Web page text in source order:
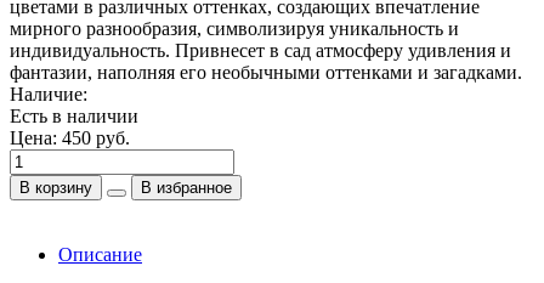
цветами в различных оттенках, создающих впечатление
мирного разнообразия, символизируя уникальность и
индивидуальность. Привнесет в сад атмосферу удивления и
фантазии, наполняя его необычными оттенками и загадками.
Наличие:
Есть в наличии
Цена: 450 руб.
В корзину В избранное
Описание